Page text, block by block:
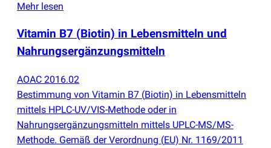
Mehr lesen
Vitamin B7 (Biotin) in Lebensmitteln und
Nahrungsergänzungsmitteln
AOAC 2016.02
Bestimmung von Vitamin B7 (Biotin) in Lebensmitteln
mittels HPLC-UV/VIS-Methode oder in
Nahrungsergänzungsmitteln mittels UPLC-MS/MS-
Methode. Gemäß der Verordnung (EU) Nr. 1169/2011